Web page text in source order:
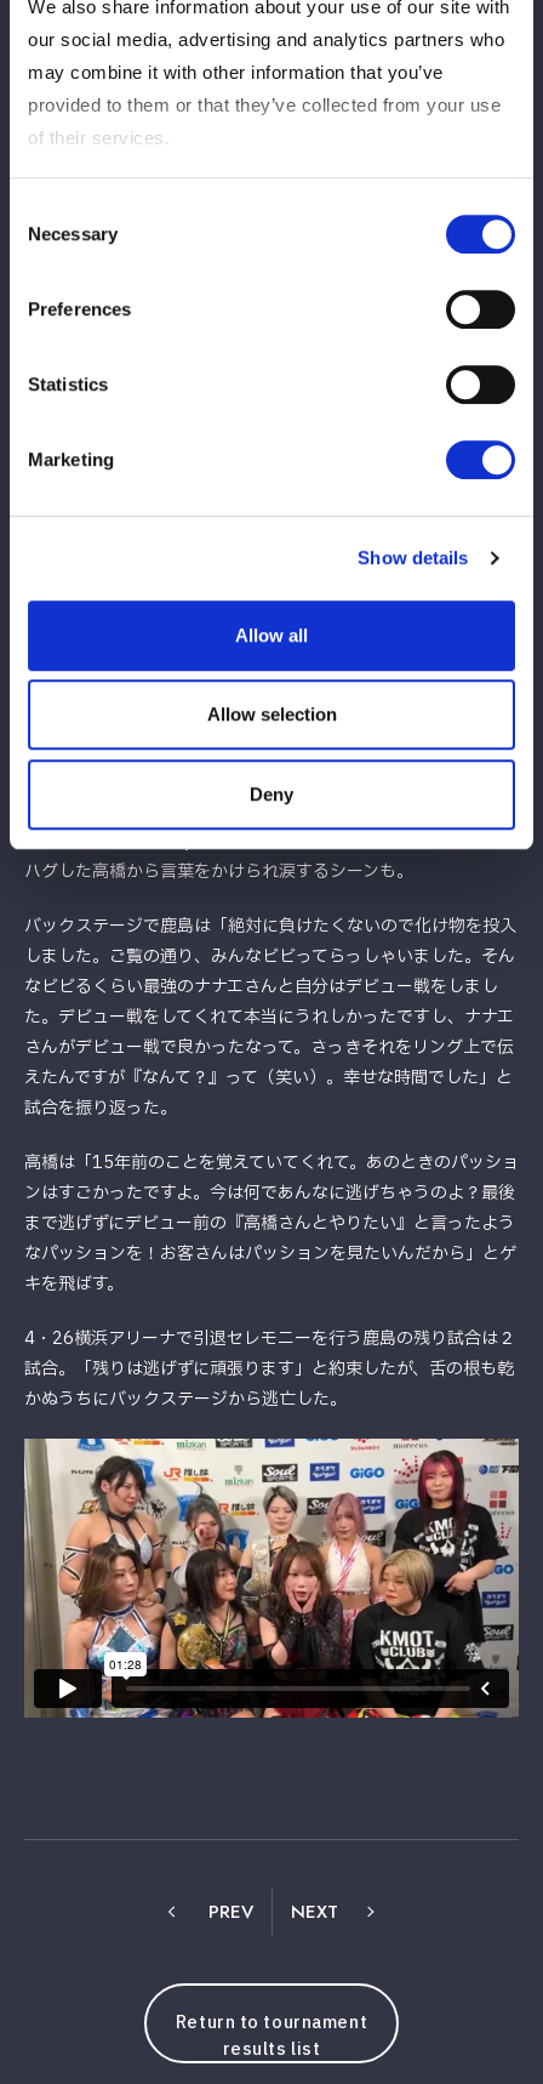
We also share information about your use of our site with
our social media, advertising and analytics partners who
may combine it with other information that you’ve
provided to them or that they’ve collected from your use
of their services.
Selection
Necessary
Preferences
Statistics
Marketing
Show details
Allow all
Allow selection
Deny
8日（水）「STARDOM NIGHTER in KORAKUEN」（後楽園ホー
ル）ではハンディキャップマッチに出場。朱里との凹アネコン凸
で、妃南＆レディ・C＆稲葉ともか＆八神蘭奈＆虎龍清花と対戦
した。
「こちらの呼び込みをお願いします」とリングアナに要請し、入
場テーマ曲に乗って登場したのが、昨年5月に現役を引退した高
橋奈七永だった。2011年6月26日新木場大会のデビュー戦で胸
鹿島とハグを交わした高橋は、そのままセコンドに。「パッショ
らカットに入られてしまう。その後は朱里が孤軍奮闘。朱里の上
にボディースラムで叩きつけられた鹿島は悶絶するばかりだ。
何とか妃南がダウンした隙にリングインしたものの、またたく間
に敵軍に捕まってしまう。大「沙希」コールに包まれる中、トレ
イン攻撃をくらう鹿島。すると見かねた高橋がリングインし、
島もプランチャを成功させた。
最終的に妃南の外道クラッチに沈んだものの、鹿島ワールド全開
の試合で会場を盛り上げた。試合後は、負傷欠場となった壮麗亜
美も加わり、God’s Eyeメンバーと健闘をたたえあった。さらに
ハグした高橋から言葉をかけられ涙するシーンも。
バックステージで鹿島は「絶対に負けたくないので化け物を投入
しました。ご覧の通り、みんなビビってらっしゃいました。そん
なビビるくらい最強のナナエさんと自分はデビュー戦をしまし
た。デビュー戦をしてくれて本当にうれしかったですし、ナナエ
さんがデビュー戦で良かったなって。さっきそれをリング上で伝
えたんですが『なんて？』って（笑い）。幸せな時間でした」と
試合を振り返った。
高橋は「15年前のことを覚えていてくれて。あのときのパッショ
ンはすごかったですよ。今は何であんなに逃げちゃうのよ？最後
まで逃げずにデビュー前の『高橋さんとやりたい』と言ったよう
なパッションを！お客さんはパッションを見たいんだから」とゲ
キを飛ばす。
4・26横浜アリーナで引退セレモニーを行う鹿島の残り試合は２
試合。「残りは逃げずに頑張ります」と約束したが、舌の根も乾
かぬうちにバックステージから逃亡した。
PREV NEXT
Return to tournament
results list